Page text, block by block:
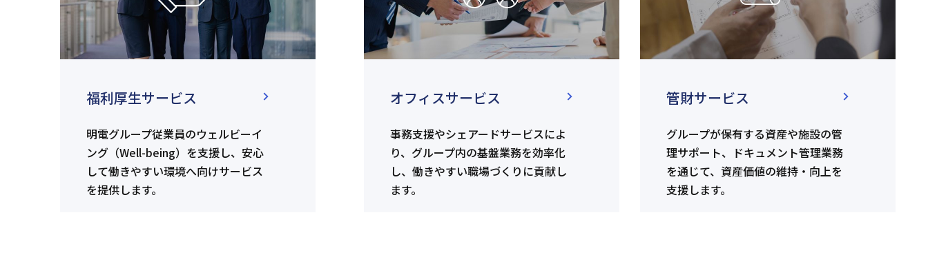
福利厚生サービス
明電グループ従業員のウェルビーイ
ング（Well-being）を支援し、安心
して働きやすい環境へ向けサービス
を提供します。
オフィスサービス
事務支援やシェアードサービスによ
り、グループ内の基盤業務を効率化
し、働きやすい職場づくりに貢献し
ます。
管財サービス
グループが保有する資産や施設の管
理サポート、ドキュメント管理業務
を通じて、資産価値の維持・向上を
支援します。